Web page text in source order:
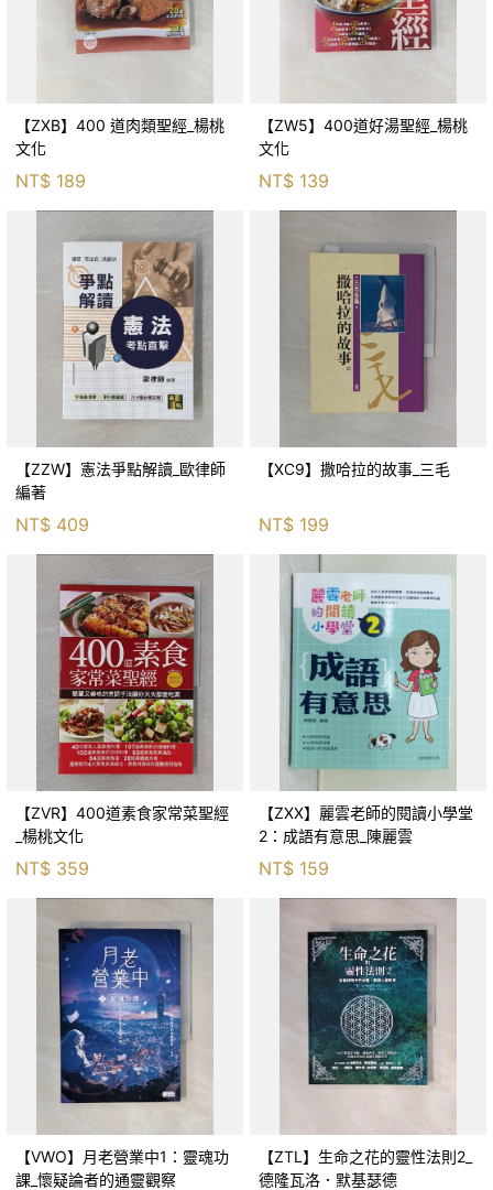
【ZXB】400 道肉類聖經_楊桃
文化
NT$ 189
【ZW5】400道好湯聖經_楊桃
文化
NT$ 139
【ZZW】憲法爭點解讀_歐律師
編著
NT$ 409
【XC9】撒哈拉的故事_三毛
NT$ 199
【ZVR】400道素食家常菜聖經
_楊桃文化
NT$ 359
【ZXX】麗雲老師的閱讀小學堂
2：成語有意思_陳麗雲
NT$ 159
【VWO】月老營業中1：靈魂功
課_懷疑論者的通靈觀察
【ZTL】生命之花的靈性法則2_
德隆瓦洛．默基瑟德